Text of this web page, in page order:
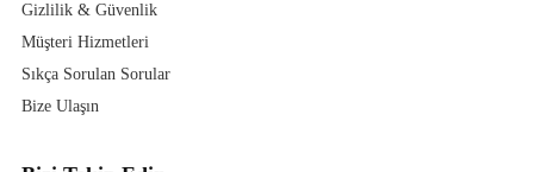
Gizlilik & Güvenlik
Müşteri Hizmetleri
Sıkça Sorulan Sorular
Bize Ulaşın